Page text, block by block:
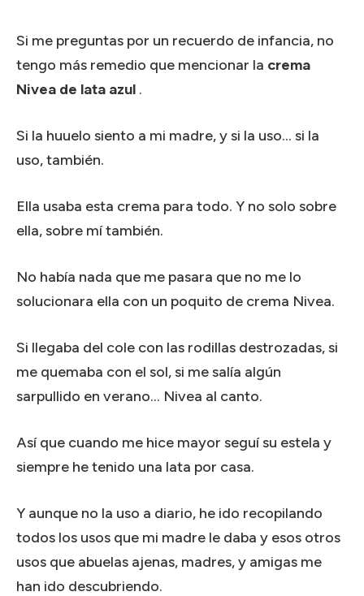
Si me preguntas por un recuerdo de infancia, no
tengo más remedio que mencionar la crema
Nivea de lata azul .
Si la huuelo siento a mi madre, y si la uso… si la
uso, también.
Ella usaba esta crema para todo. Y no solo sobre
ella, sobre mí también.
No había nada que me pasara que no me lo
solucionara ella con un poquito de crema Nivea.
Si llegaba del cole con las rodillas destrozadas, si
me quemaba con el sol, si me salía algún
sarpullido en verano… Nivea al canto.
Así que cuando me hice mayor seguí su estela y
siempre he tenido una lata por casa.
Y aunque no la uso a diario, he ido recopilando
todos los usos que mi madre le daba y esos otros
usos que abuelas ajenas, madres, y amigas me
han ido descubriendo.